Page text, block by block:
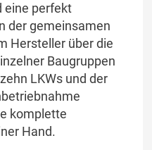
eine perfekt
der gemeinsamen
Hersteller über die
Baugruppen
LKWs und der
komplette
Hand.